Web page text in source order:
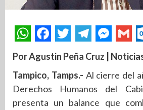
Por Agustin Peña Cruz |
Tampico, Tamps.- Al cierre del
Derechos Humanos del
presenta un balance que